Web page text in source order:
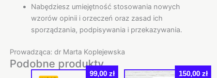
Nabędziesz umiejętność stosowania nowych
wzorów opinii i orzeczeń oraz zasad ich
sporządzania, podpisywania i przekazywania.
Prowadząca: dr Marta Koplejewska
Podobne produkty
99,00 zł 150,00 zł